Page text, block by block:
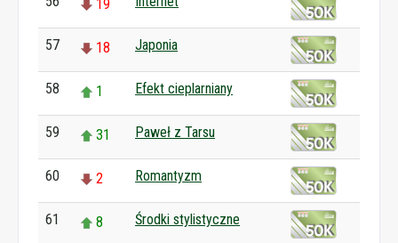
19
57 18 Japonia
58 1 Efekt cieplarniany
59 31 Paweł z Tarsu
60 2 Romantyzm
61 8 Środki stylistyczne